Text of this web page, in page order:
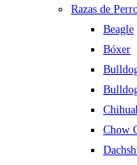
Razas de
Beagle
Bóxer
Chow